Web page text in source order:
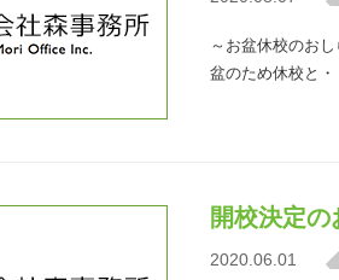
～お盆休校のお
盆のため休校と・
開校決定の
2020.06.01